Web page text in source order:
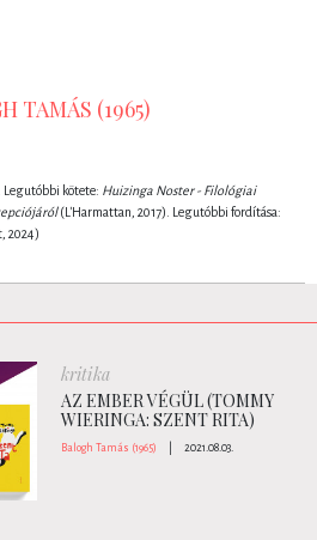
TAMÁS (1965)
kötete: Huizinga Noster - Filológiai
(L'Harmattan, 2017). Legutóbbi fordítása:
2024)
kritika
AZ EMBER VÉGÜL (TOMMY
WIERINGA: SZENT RITA)
Balogh Tamás (1965) 2021.08.03.